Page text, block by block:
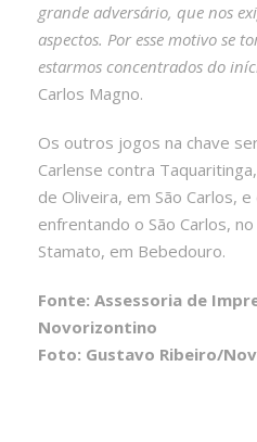
grande adversário, que nos
aspectos. Por esse motivo se
estarmos concentrados do
Carlos Magno.
Os outros jogos na chave
Carlense contra
de Oliveira, em São Carlos,
enfrentando o São Carlos,
Stamato, em Bebedouro.
Fonte: Assessoria de
Novorizontino
Foto: Gustavo Ribeiro/